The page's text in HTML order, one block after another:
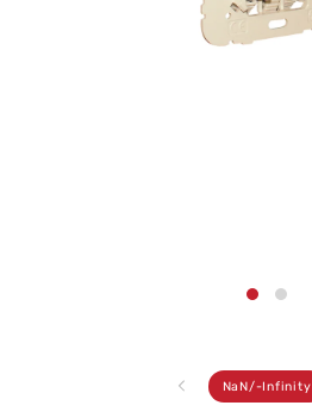
NaN/ de
-Infinity